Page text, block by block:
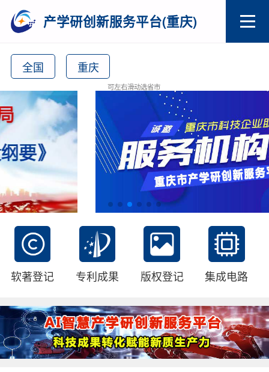
产学研创新服务平台(重庆)
全国 重庆
可左右滑动选省市
软著登记 专利成果 版权登记 集成电路